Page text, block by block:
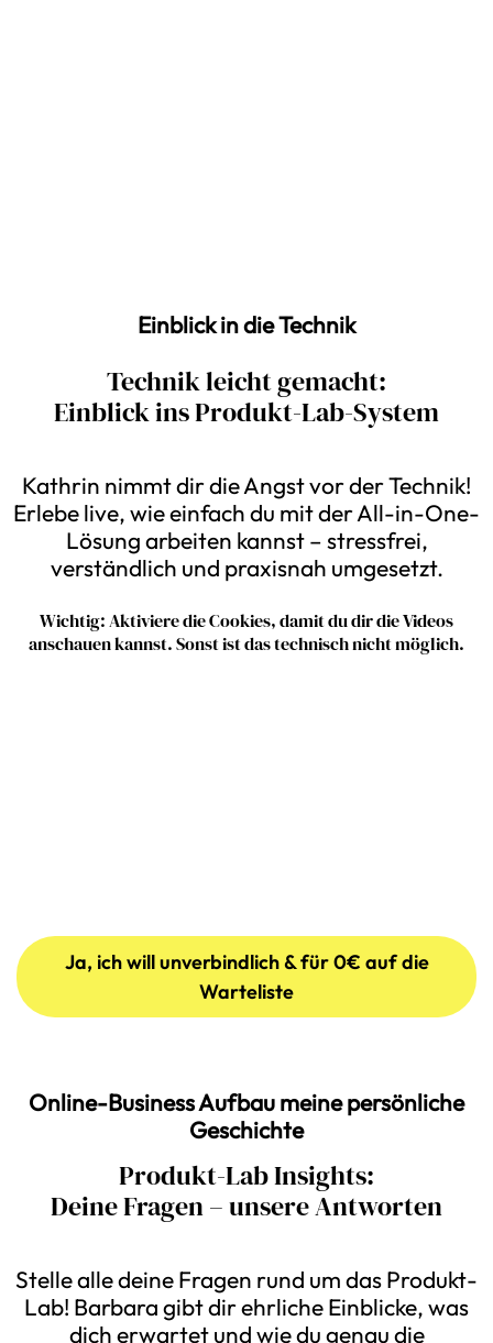
Einblick in die Technik
Technik leicht gemacht:
Einblick ins Produkt-Lab-System
Kathrin nimmt dir die Angst vor der Technik!
Erlebe live, wie einfach du mit der All-in-One-
Lösung arbeiten kannst – stressfrei,
verständlich und praxisnah umgesetzt.
Wichtig: Aktiviere die Cookies, damit du dir die Videos
anschauen kannst. Sonst ist das technisch nicht möglich.
Ja, ich will unverbindlich & für 0€ auf die
Warteliste
Online-Business Aufbau meine persönliche
Geschichte
Produkt-Lab Insights:
Deine Fragen – unsere Antworten
Stelle alle deine Fragen rund um das Produkt-
Lab! Barbara gibt dir ehrliche Einblicke, was
dich erwartet und wie du genau die